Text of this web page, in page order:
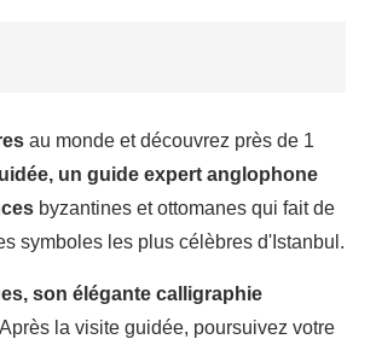
au monde et découvrez près de 1
un guide expert anglophone
byzantines et ottomanes qui fait de
symboles les plus célèbres d'Istanbul.
son élégante calligraphie
la visite guidée, poursuivez votre